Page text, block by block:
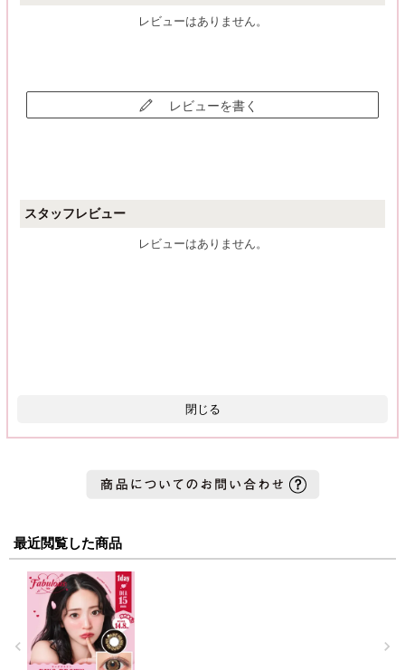
レビューはありません。
レビューを書く
スタッフレビュー
レビューはありません。
閉じる
最近閲覧した商品